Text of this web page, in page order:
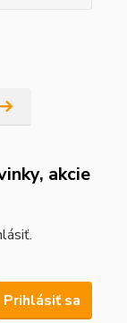
akcie
Prihlásiť sa